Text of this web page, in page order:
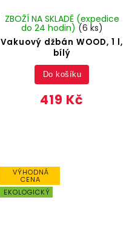
Vakuový džbán WOOD, 1 l,
bílý
ZBOŽÍ NA SKLADĚ (expedice
do 24 hodin) (6 ks)
419 Kč
Do košíku
VÝHODNÁ
CENA
EKOLOGICKÝ